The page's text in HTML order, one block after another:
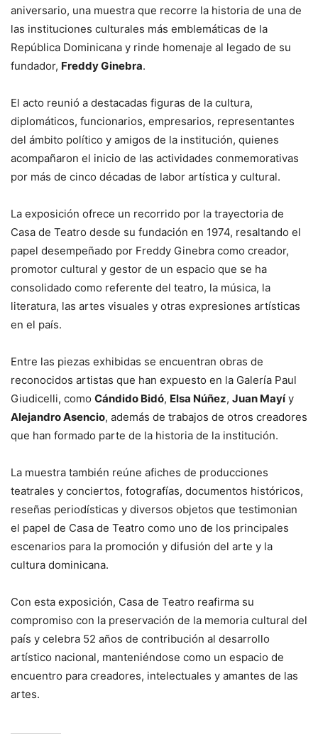
aniversario, una muestra que recorre la historia de una de
las instituciones culturales más emblemáticas de la
República Dominicana y rinde homenaje al legado de su
fundador, Freddy Ginebra.
El acto reunió a destacadas figuras de la cultura,
diplomáticos, funcionarios, empresarios, representantes
del ámbito político y amigos de la institución, quienes
acompañaron el inicio de las actividades conmemorativas
por más de cinco décadas de labor artística y cultural.
La exposición ofrece un recorrido por la trayectoria de
Casa de Teatro desde su fundación en 1974, resaltando el
papel desempeñado por Freddy Ginebra como creador,
promotor cultural y gestor de un espacio que se ha
consolidado como referente del teatro, la música, la
literatura, las artes visuales y otras expresiones artísticas
en el país.
Entre las piezas exhibidas se encuentran obras de
reconocidos artistas que han expuesto en la Galería Paul
Giudicelli, como Cándido Bidó, Elsa Núñez, Juan Mayíy
Alejandro Asencio, además de trabajos de otros creadores
que han formado parte de la historia de la institución.
La muestra también reúne afiches de producciones
teatrales y conciertos, fotografías, documentos históricos,
reseñas periodísticas y diversos objetos que testimonian
el papel de Casa de Teatro como uno de los principales
escenarios para la promoción y difusión del arte y la
cultura dominicana.
Con esta exposición, Casa de Teatro reafirma su
compromiso con la preservación de la memoria cultural del
país y celebra 52 años de contribución al desarrollo
artístico nacional, manteniéndose como un espacio de
encuentro para creadores, intelectuales y amantes de las
artes.